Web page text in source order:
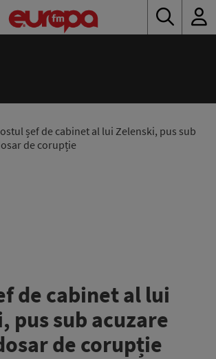
șef de cabinet al lui Zelenski, pus sub
de corupție
de cabinet al lui
pus sub acuzare
de corupție